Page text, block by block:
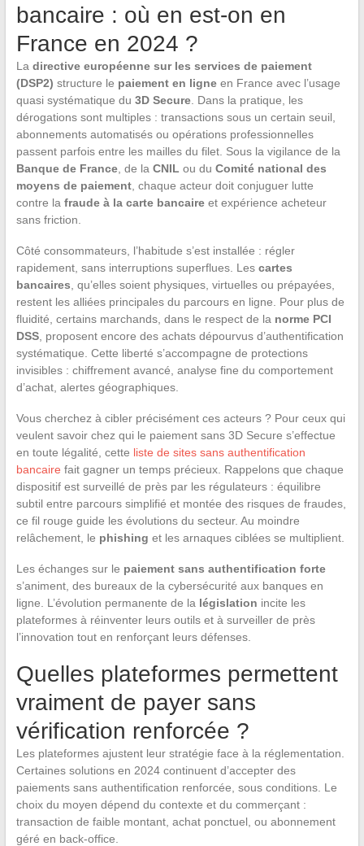
bancaire : où en est-on en
France en 2024 ?
La directive européenne sur les services de paiement
(DSP2) structure le paiement en ligneen France avec l’usage
quasi systématique du 3D Secure. Dans la pratique, les
dérogations sont multiples : transactions sous un certain seuil,
abonnements automatisés ou opérations professionnelles
passent parfois entre les mailles du filet. Sous la vigilance de la
Banque de France, de la CNIL ou du Comité national des
moyens de paiement, chaque acteur doit conjuguer lutte
contre la fraude à la carte bancaireet expérience acheteur
sans friction.
Côté consommateurs, l’habitude s’est installée : régler
rapidement, sans interruptions superflues. Les cartes
bancaires , qu’elles soient physiques, virtuelles ou prépayées,
restent les alliées principales du parcours en ligne. Pour plus de
fluidité, certains marchands, dans le respect de la norme PCI
DSS, proposent encore des achats dépourvus d’authentification
systématique. Cette liberté s’accompagne de protections
invisibles : chiffrement avancé, analyse fine du comportement
d’achat, alertes géographiques.
Vous cherchez à cibler précisément ces acteurs ? Pour ceux qui
veulent savoir chez qui le paiement sans 3D Secure s’effectue
en toute légalité, cette liste de sites sans authentification
bancaire fait gagner un temps précieux. Rappelons que chaque
dispositif est surveillé de près par les régulateurs : équilibre
subtil entre parcours simplifié et montée des risques de fraudes,
ce fil rouge guide les évolutions du secteur. Au moindre
relâchement, le phishing et les arnaques ciblées se multiplient.
Les échanges sur le paiement sans authentification forte
s’animent, des bureaux de la cybersécurité aux banques en
ligne. L’évolution permanente de la législation incite les
plateformes à réinventer leurs outils et à surveiller de près
l’innovation tout en renforçant leurs défenses.
Quelles plateformes permettent
vraiment de payer sans
vérification renforcée ?
Les plateformes ajustent leur stratégie face à la réglementation.
Certaines solutions en 2024 continuent d’accepter des
paiements sans authentification renforcée, sous conditions. Le
choix du moyen dépend du contexte et du commerçant :
transaction de faible montant, achat ponctuel, ou abonnement
géré en back-office.